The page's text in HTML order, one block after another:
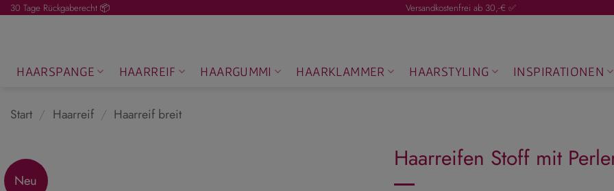
Zum30 Tage Rückgaberecht 📦 Versandkostenfrei ab 30,-€ ✅
HAARSPANGE HAARREIF HAARGUMMI HAARKLAMMER HAARSTYLING INSPIRATIONEN
Start / Haarreif / Haarreif breit
Neu
Haarreifen Stoff mit